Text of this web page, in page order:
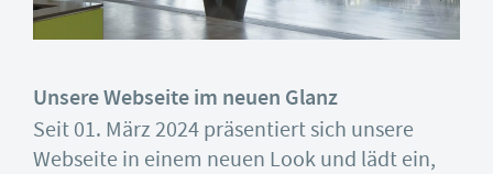
Unsere Webseite im neuen Glanz
Seit 01. März 2024 präsentiert sich unsere
Webseite in einem neuen Look und lädt ein,